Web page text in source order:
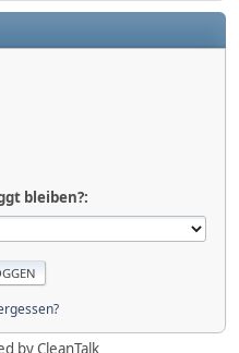
bleiben?:
by CleanTalk